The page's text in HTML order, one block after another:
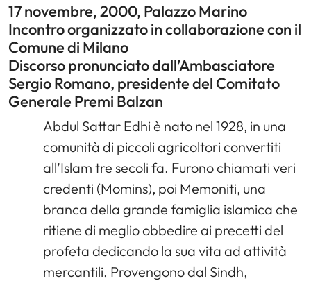
17 novembre, 2000, Palazzo Marino
Incontro organizzato in collaborazione con il
Comune di Milano
Discorso pronunciato dall’Ambasciatore
Sergio Romano, presidente del Comitato
Generale Premi Balzan
Abdul Sattar Edhi è nato nel 1928, in una
comunità di piccoli agricoltori convertiti
all’Islam tre secoli fa. Furono chiamati veri
credenti (Momins), poi Memoniti, una
branca della grande famiglia islamica che
ritiene di meglio obbedire ai precetti del
profeta dedicando la sua vita ad attività
mercantili. Provengono dal Sindh,